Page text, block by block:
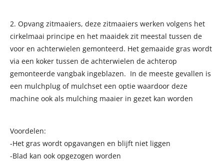
2. Opvang zitmaaiers, deze zitmaaiers werken volgens het
cirkelmaai principe en het maaidek zit meestal tussen de
voor en achterwielen gemonteerd. Het gemaaide gras wordt
via een koker tussen de achterwielen de achterop
gemonteerde vangbak ingeblazen. In de meeste gevallen is
een mulchplug of mulchset een optie waardoor deze
machine ook als mulching maaier in gezet kan worden
Voordelen:
-Het gras wordt opgavangen en blijft niet liggen
-Blad kan ook opgezogen worden